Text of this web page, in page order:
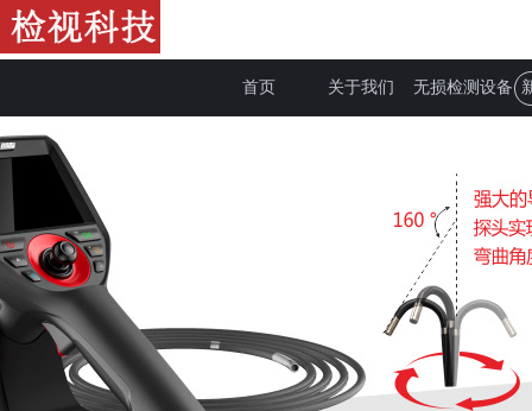
首页 关于我们 无损检测设备